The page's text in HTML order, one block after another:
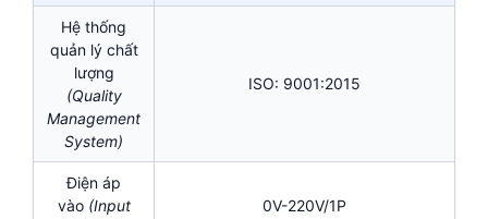
Hệ thống
quản lý chất
lượng
(Quality
Management
System)
ISO: 9001:2015
Điện áp
vào (Input
0V-220V/1P